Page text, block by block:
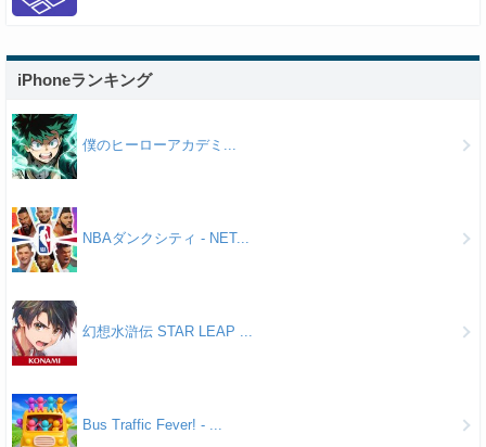
iPhoneランキング
僕のヒーローアカデミ...
NBAダンクシティ - NET...
幻想水滸伝 STAR LEAP ...
Bus Traffic Fever! - ...